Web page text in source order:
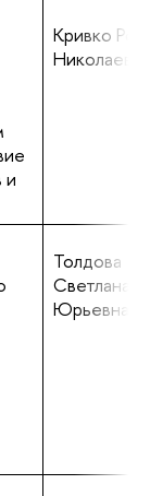
и
Кривко
Николаевич
Толдова
Светлана
Юрьевна